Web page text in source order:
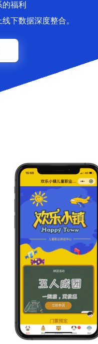
福利
下数据深度整合。